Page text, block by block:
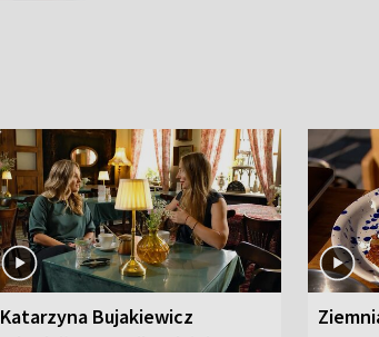
Katarzyna Bujakiewicz